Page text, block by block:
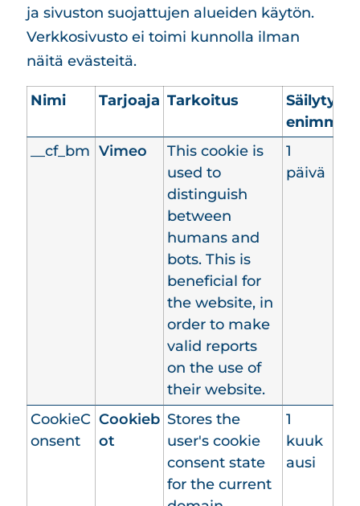
ja sivuston suojattujen alueiden käytön.
Verkkosivusto ei toimi kunnolla ilman
näitä evästeitä.
Nimi Tarjoaja Tarkoitus
__cf_bm Vimeo
This cookie is
used to
distinguish
between
humans and
bots. This is
beneficial for
the website, in
order to make
valid reports
on the use of
their website.
1
päivä
CookieC
onsent
Cookieb
ot
Stores the
user's cookie
consent state
for the current
1
kuuk
ausi